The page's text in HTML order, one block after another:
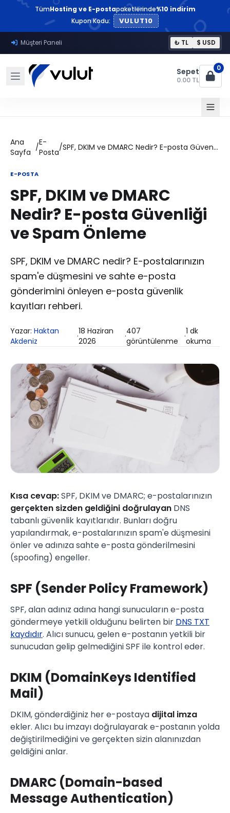
TümHosting ve E-postapaketlerinde%10 indirim
Kupon Kodu:
VULUT10
Müşteri Paneli ₺ TL $ USD
Sepet
0.00 TL
0
Ana
Sayfa /E-
Posta/ SPF, DKIM ve DMARC Nedir? E-posta Güvenliği ve Spam Önleme
E-POSTA
SPF, DKIM ve DMARC
Nedir? E-posta Güvenliği
ve Spam Önleme
SPF, DKIM ve DMARC nedir? E-postalarınızın
spam'e düşmesini ve sahte e-posta
gönderimini önleyen e-posta güvenlik
kayıtları rehberi.
Yazar: Haktan
Akdeniz
·18 Haziran
2026
·407
görüntülenme
·1 dk
okuma
Kısa cevap:SPF, DKIM ve DMARC; e-postalarınızın
gerçekten sizden geldiğini doğrulayan DNS
tabanlı güvenlik kayıtlarıdır. Bunları doğru
yapılandırmak, e-postalarınızın spam'e düşmesini
önler ve adınıza sahte e-posta gönderilmesini
(spoofing) engeller.
SPF (Sender Policy Framework)
SPF, alan adınız adına hangi sunucuların e-posta
göndermeye yetkili olduğunu belirten bir DNS TXT
kaydıdır. Alıcı sunucu, gelen e-postanın yetkili bir
sunucudan gelip gelmediğini SPF ile kontrol eder.
DKIM (DomainKeys Identified
Mail)
DKIM, gönderdiğiniz her e-postaya dijital imza
ekler. Alıcı bu imzayı doğrulayarak e-postanın yolda
değiştirilmediğini ve gerçekten sizin alanınızdan
geldiğini anlar.
DMARC (Domain-based
Message Authentication)